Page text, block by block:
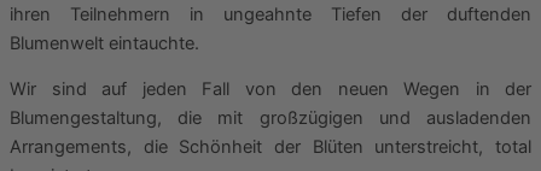
ihren Teilnehmern in ungeahnte Tiefen der duftenden
Blumenwelt eintauchte.
Wir sind auf jeden Fall von den neuen Wegen in der
Blumengestaltung, die mit großzügigen und ausladenden
Arrangements, die Schönheit der Blüten unterstreicht, total